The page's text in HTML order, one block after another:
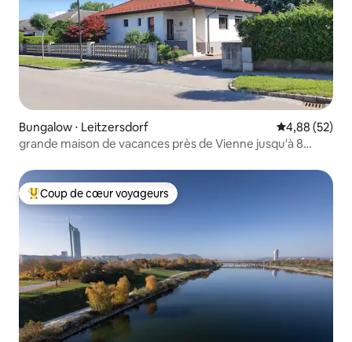
Bungalow ⋅ Leitzersdorf Évaluation
4,88 (52)
grande maison de vacances près de Vienne jusqu'à 8
Coups de cœur voyageurs les plus appréciés
Coup de cœur voyageurs